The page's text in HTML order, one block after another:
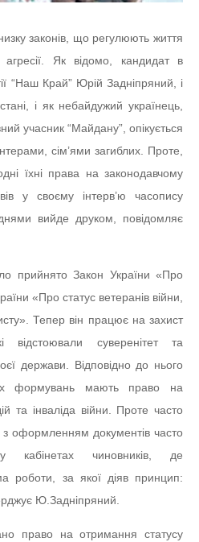
законів, що регулюють життя
Як відомо, кандидат в
“Наш Край” Юрій Задніпряний, і
і як небайдужий українець,
учасник “Майдану”, опікується
сім’ями загиблих. Проте,
їхні права на законодавчому
у своєму інтерв’ю часопису
вийде друком, повідомляє
прийнято Закон України «Про
«Про статус ветеранів війни,
Тепер він працює на захист
відстоювали суверенітет та
держави. Відповідно до нього
формувань мають право на
та інваліда війни. Проте часто
оформленням документів часто
кабінетах чиновників, де
роботи, за якої діяв принцип:
Ю.Задніпряний.
право на отримання статусу